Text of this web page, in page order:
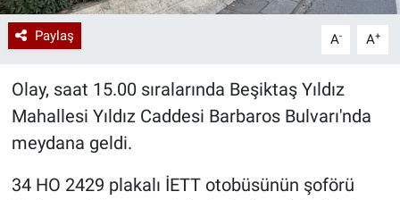
Paylaş A- A+
Olay, saat 15.00 sıralarında Beşiktaş Yıldız
Mahallesi Yıldız Caddesi Barbaros Bulvarı'nda
meydana geldi.
34 HO 2429 plakalı İETT otobüsünün şoförü
Ramazan